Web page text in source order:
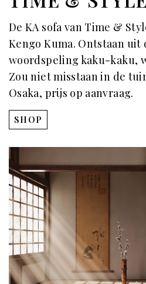
De KA sofa van Time &
Kengo Kuma. Ontstaan uit
woordspeling kaku-kaku,
Zou niet misstaan in de
Osaka, prijs op aanvraag.
SHOP